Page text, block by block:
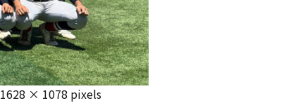
1628 × 1078 pixels